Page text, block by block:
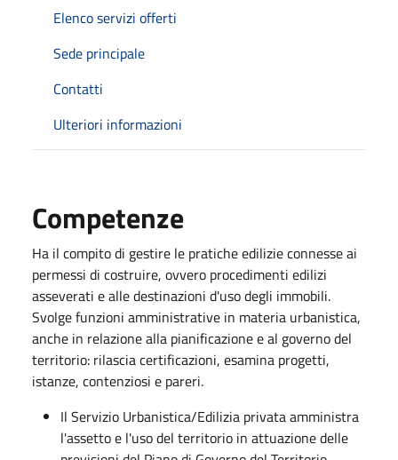
Elenco servizi offerti
Sede principale
Contatti
Ulteriori informazioni
Competenze
Ha il compito di gestire le pratiche edilizie connesse ai
permessi di costruire, ovvero procedimenti edilizi
asseverati e alle destinazioni d'uso degli immobili.
Svolge funzioni amministrative in materia urbanistica,
anche in relazione alla pianificazione e al governo del
territorio: rilascia certificazioni, esamina progetti,
istanze, contenziosi e pareri.
Il Servizio Urbanistica/Edilizia privata amministra
l'assetto e l'uso del territorio in attuazione delle